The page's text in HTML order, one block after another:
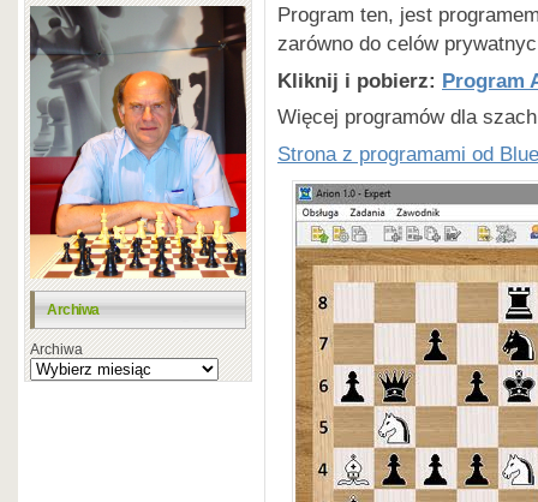
Archiwa
Archiwa
Program ten, jest
zarówno do celów
Kliknij i pobierz: Program
Więcej programów dla
Strona z programami od